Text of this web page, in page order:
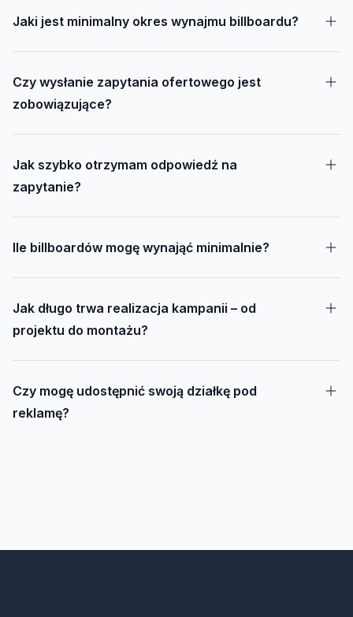
Jaki jest minimalny okres wynajmu billboardu?
Czy wysłanie zapytania ofertowego jest
zobowiązujące?
Jak szybko otrzymam odpowiedź na
zapytanie?
Ile billboardów mogę wynająć minimalnie?
Jak długo trwa realizacja kampanii – od
projektu do montażu?
Czy mogę udostępnić swoją działkę pod
reklamę?